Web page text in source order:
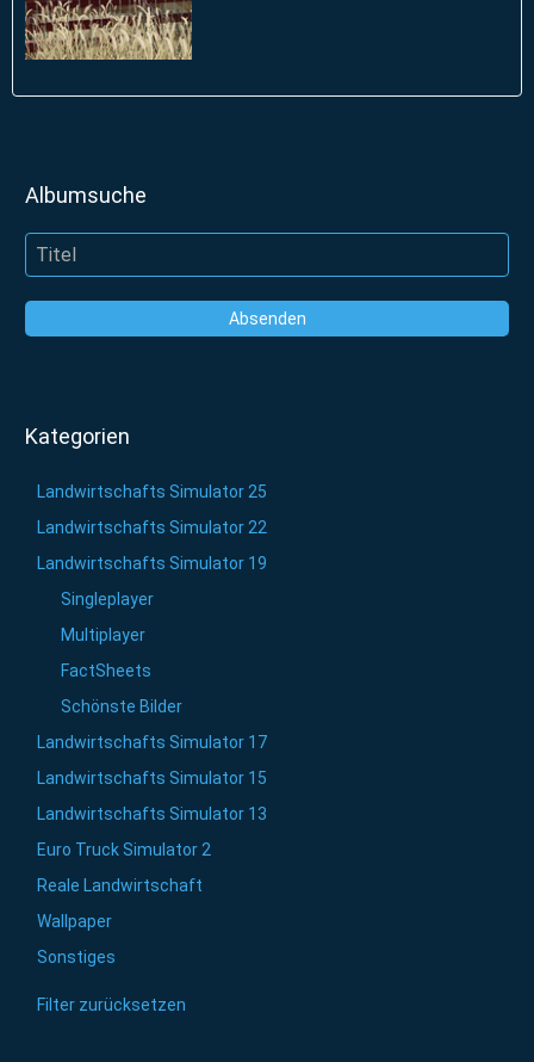
Albumsuche
Kategorien
Landwirtschafts Simulator 25
Landwirtschafts Simulator 22
Landwirtschafts Simulator 19
Singleplayer
Multiplayer
FactSheets
Schönste Bilder
Landwirtschafts Simulator 17
Landwirtschafts Simulator 15
Landwirtschafts Simulator 13
Euro Truck Simulator 2
Reale Landwirtschaft
Wallpaper
Sonstiges
Filter zurücksetzen